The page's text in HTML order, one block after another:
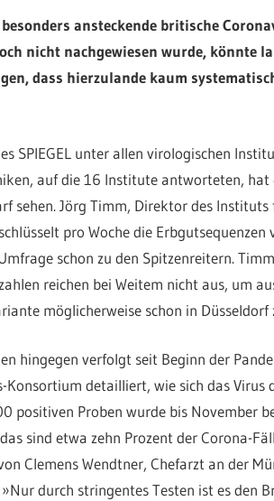
ansteckende britische
nicht nachgewiesen wurde, könnte
dass hierzulande kaum
SPIEGEL unter allen virologischen
auf die 16 Institute antworteten, hat
sehen. Jörg Timm, Direktor des
pro Woche die
schon zu den Spitzenreitern.
reichen bei Weitem nicht aus, um
möglicherweise schon in
hingegen verfolgt seit Beginn der
Konsortium detailliert, wie sich das
positiven Proben wurde bis November
sind etwa zehn Prozent der Corona-
Clemens Wendtner, Chefarzt an der
durch stringentes Testen ist es den